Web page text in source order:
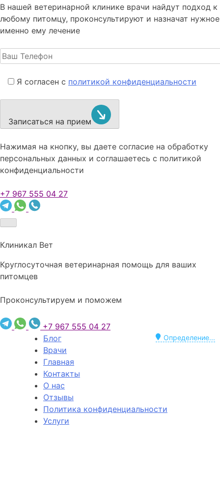
В нашей ветеринарной клинике врачи найдут подход к
любому питомцу, проконсультируют и назначат нужное
именно ему лечение
Я согласен с политикой конфиденциальности
Записаться на прием
Нажимая на кнопку, вы даете согласие на обработку
персональных данных и соглашаетесь c политикой
конфиденциальности
+7 967 555 04 27
Клиникал Вет
Круглосуточная ветеринарная помощь для ваших
питомцев
Проконсультируем и поможем
+7 967 555 04 27
Определение...
Блог
Врачи
Главная
Контакты
О нас
Отзывы
Политика конфиденциальности
Услуги